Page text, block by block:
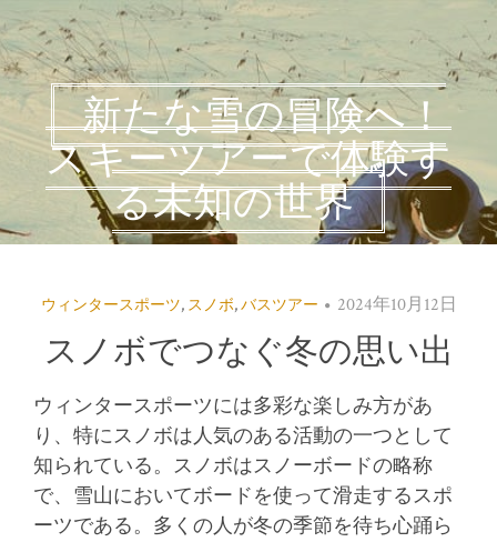
新たな雪の冒険へ！
スキーツアーで体験す
る未知の世界
ウィンタースポーツ, スノボ,バスツアー 2024年10月12日
スノボでつなぐ冬の思い出
ウィンタースポーツには多彩な楽しみ方があ
り、特にスノボは人気のある活動の一つとして
知られている。 スノボはスノーボードの略称
で、雪山においてボードを使って滑走するスポ
ーツである。多くの人が冬の季節を待ち心踊ら